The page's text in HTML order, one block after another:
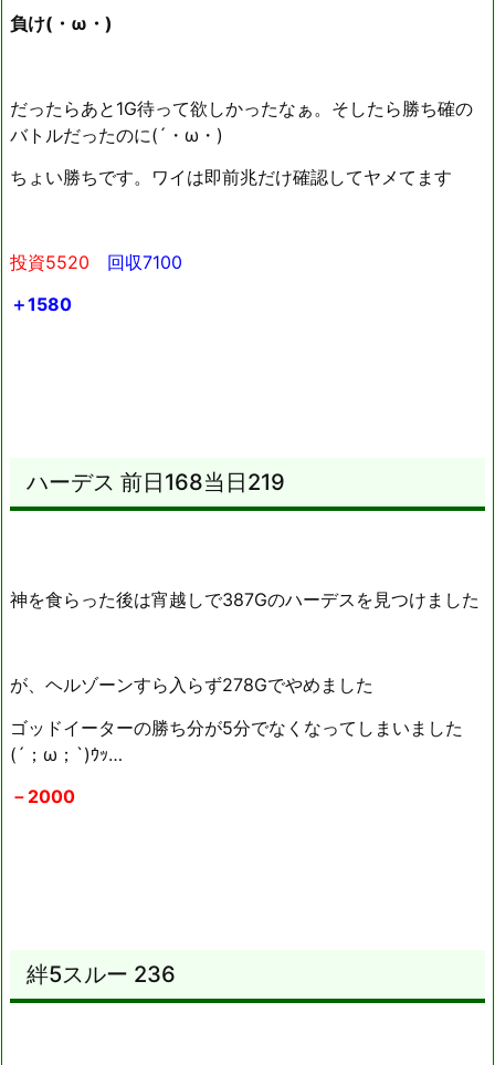
負け(・ω・)
だったらあと1G待って欲しかったなぁ。そしたら勝ち確の
バトルだったのに(´・ω・)
ちょい勝ちです。ワイは即前兆だけ確認してヤメてます
投資5520 回収7100
＋1580
ハーデス 前日168当日219
神を食らった後は宵越しで387Gのハーデスを見つけました
が、ヘルゾーンすら入らず278Gでやめました
ゴッドイーターの勝ち分が5分でなくなってしまいました
(´；ω；`)ｳｯ…
－2000
絆5スルー 236